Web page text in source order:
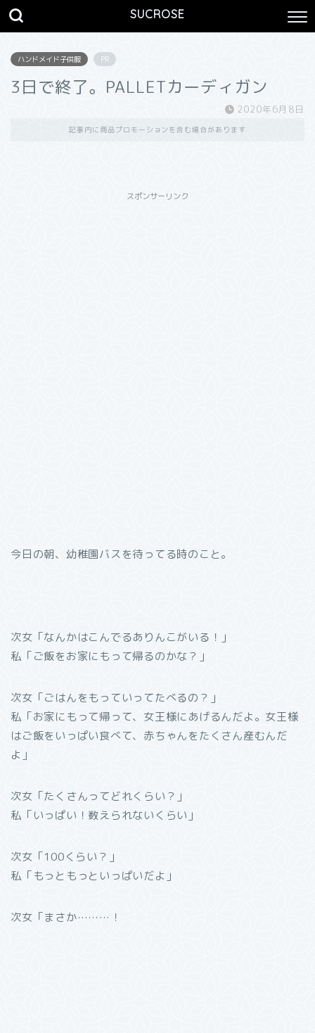
SUCROSE
ハンドメイド子供服 PR
3日で終了。PALLETカーディガン
2020年6月8日
記事内に商品プロモーションを含む場合があります
スポンサーリンク
今日の朝、幼稚園バスを待ってる時のこと。
次女「なんかはこんでるありんこがいる！」
私「ご飯をお家にもって帰るのかな？」
次女「ごはんをもっていってたべるの？」
私「お家にもって帰って、女王様にあげるんだよ。女王様
はご飯をいっぱい食べて、赤ちゃんをたくさん産むんだ
よ」
次女「たくさんってどれくらい？」
私「いっぱい！数えられないくらい」
次女「100くらい？」
私「もっともっといっぱいだよ」
次女「まさか………！